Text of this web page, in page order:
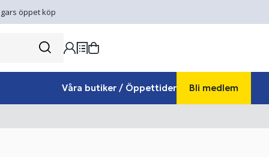
öppet köp
Våra butiker / Öppettider Bli medlem